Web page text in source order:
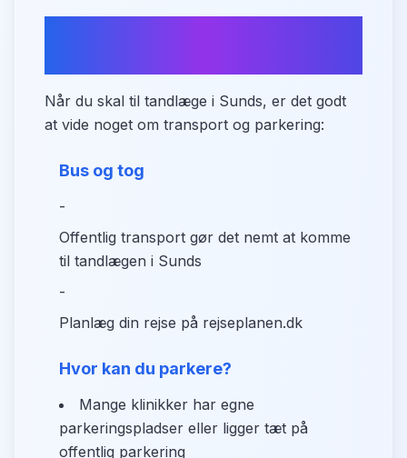
Når du skal til tandlæge i Sunds, er det godt
at vide noget om transport og parkering:
Bus og tog
-
Offentlig transport gør det nemt at komme
til tandlægen i Sunds
-
Planlæg din rejse på rejseplanen.dk
Hvor kan du parkere?
Mange klinikker har egne
parkeringspladser eller ligger tæt på
offentlig parkering